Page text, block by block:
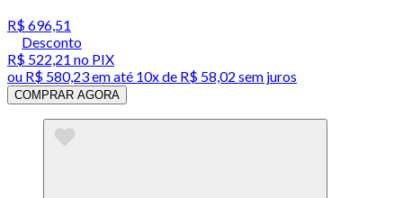
R$ 696,51
Desconto
R$ 522,21 no PIX
ou R$ 580,23em até 10x de R$ 58,02 sem juros
COMPRAR AGORA